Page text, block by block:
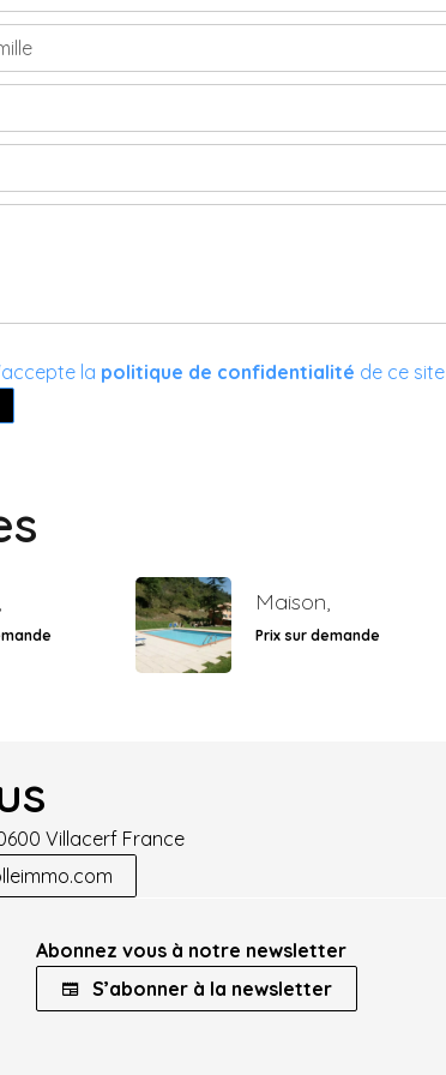
la politique de confidentialité de ce site
Maison,
Prix sur demande
Villacerf France
Abonnez vous à notre newsletter
S’abonner à la newsletter